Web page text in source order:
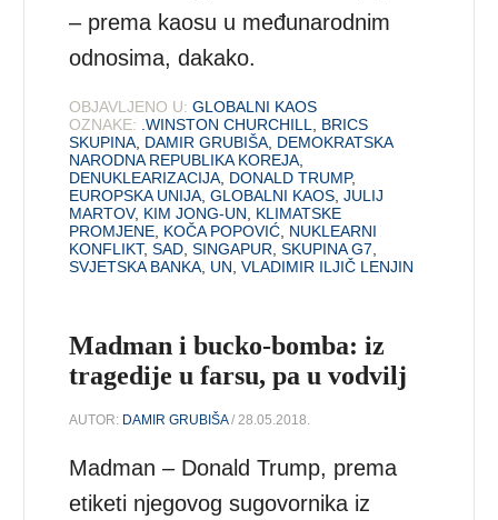
– prema kaosu u međunarodnim
odnosima, dakako.
OBJAVLJENO U: GLOBALNI KAOS
OZNAKE: .WINSTON CHURCHILL
BRICS
SKUPINA DAMIR GRUBIŠA DEMOKRATSKA
NARODNA REPUBLIKA KOREJA
DENUKLEARIZACIJA DONALD TRUMP,
EUROPSKA UNIJA ,GLOBALNI KAOS ,JULIJ
MARTOV, KIM JONG-UN
KLIMATSKE
PROMJENE KOČA POPOVIĆ NUKLEARNI
KONFLIKT,SAD ,SINGAPUR ,SKUPINA G7
SVJETSKA BANKA UN ,VLADIMIR ILJIČ LENJIN
Madman i bucko-bomba: iz
tragedije u farsu, pa u vodvilj
AUTOR: DAMIR GRUBIŠA/ 28.05.2018.
Madman – Donald Trump, prema
etiketi njegovog sugovornika iz